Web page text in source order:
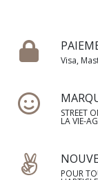
Visa,
STREET
LA VIE-
POUR